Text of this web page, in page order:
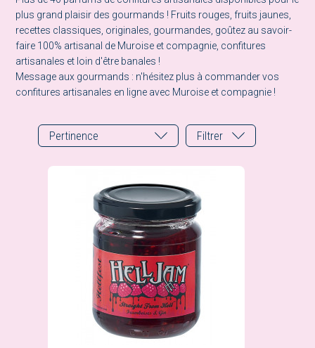
plus grand plaisir des gourmands ! Fruits rouges, fruits jaunes,
recettes classiques, originales, gourmandes, goûtez au savoir-
faire 100% artisanal de Muroise et compagnie, confitures
artisanales et loin d'être banales !
Message aux gourmands : n'hésitez plus à commander vos
confitures artisanales en ligne avec Muroise et compagnie !
Pertinence Filtrer